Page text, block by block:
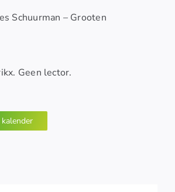
Schuurman – Grooten
Geen lector.